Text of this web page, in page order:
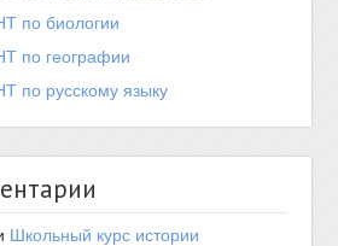
по биологии
по географии
по русскому языку
Школьный курс истории